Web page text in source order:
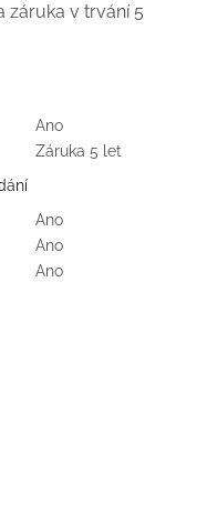
záruka v trvání 5
Ano
Záruka 5 let
Ano
Ano
Ano